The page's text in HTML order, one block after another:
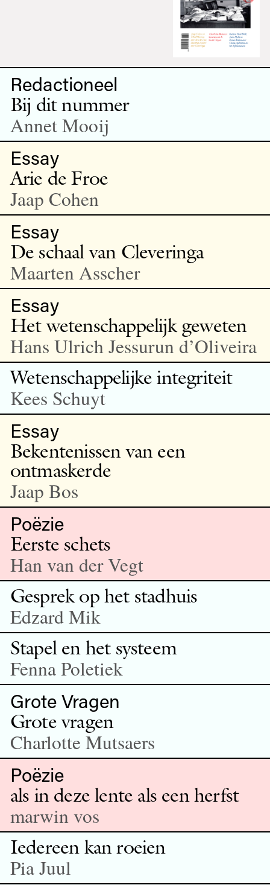
Redactioneel
Bij dit nummer
Annet Mooij
Essay
Arie de Froe
Jaap Cohen
Essay
De schaal van Cleveringa
Maarten Asscher
Essay
Het wetenschappelijk geweten
Hans Ulrich Jessurun d’Oliveira
Wetenschappelijke integriteit
Kees Schuyt
Essay
Bekentenissen van een
ontmaskerde
Jaap Bos
Poëzie
Eerste schets
Han van der Vegt
Gesprek op het stadhuis
Edzard Mik
Stapel en het systeem
Fenna Poletiek
Grote Vragen
Grote vragen
Charlotte Mutsaers
Poëzie
als in deze lente als een herfst
marwin vos
Iedereen kan roeien
Pia Juul